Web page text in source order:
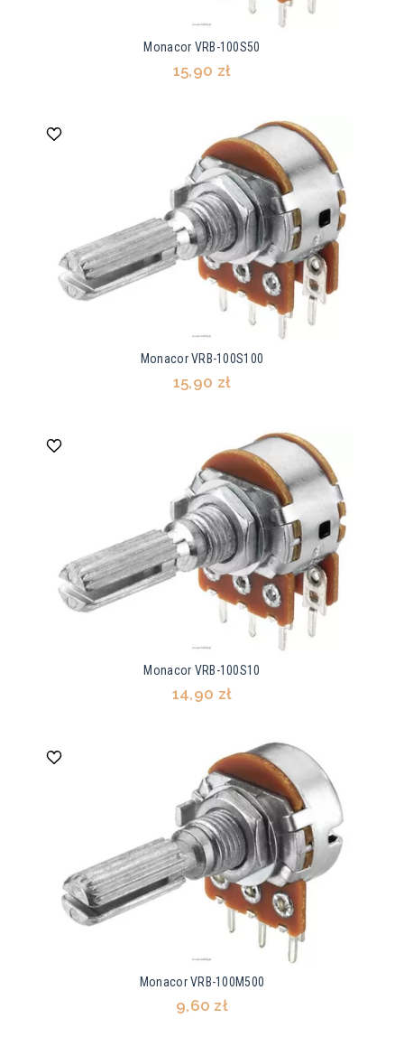
Monacor VRB-100S50
15,90 zł
Monacor VRB-100S100
15,90 zł
Monacor VRB-100S10
14,90 zł
Monacor VRB-100M500
9,60 zł